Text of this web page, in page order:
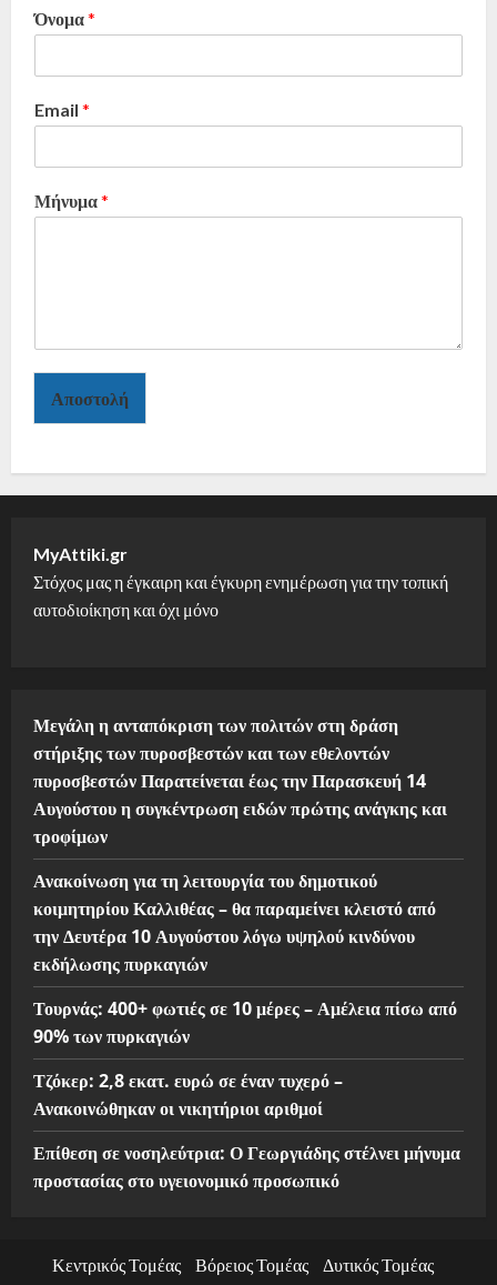
Όνομα*
Email *
Μήνυμα*
Αποστολή
MyAttiki.gr
Στόχος μας η έγκαιρη και έγκυρη ενημέρωση για την τοπική
αυτοδιοίκηση και όχι μόνο
Μεγάλη η ανταπόκριση των πολιτών στη δράση
στήριξης των πυροσβεστών και των εθελοντών
πυροσβεστών Παρατείνεται έως την Παρασκευή 14
Αυγούστου η συγκέντρωση ειδών πρώτης ανάγκης και
τροφίμων
Ανακοίνωση για τη λειτουργία του δημοτικού
κοιμητηρίου Καλλιθέας – θα παραμείνει κλειστό από
την Δευτέρα 10 Αυγούστου λόγω υψηλού κινδύνου
εκδήλωσης πυρκαγιών
Τουρνάς: 400+ φωτιές σε 10 μέρες – Αμέλεια πίσω από
90% των πυρκαγιών
Τζόκερ: 2,8 εκατ. ευρώ σε έναν τυχερό –
Ανακοινώθηκαν οι νικητήριοι αριθμοί
Επίθεση σε νοσηλεύτρια: Ο Γεωργιάδης στέλνει μήνυμα
προστασίας στο υγειονομικό προσωπικό
Κεντρικός Τομέας Βόρειος Τομέας
Δυτικός Τομέας